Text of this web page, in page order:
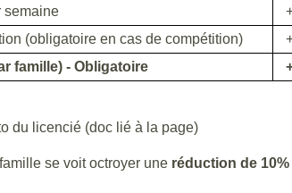
semaine
(obligatoire en cas de compétition)
famille) - Obligatoire
du licencié (doc lié à la page)
se voit octroyer une réduction de 10%